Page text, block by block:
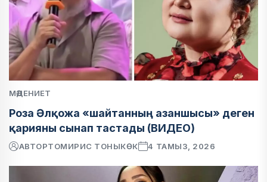
МӘДЕНИЕТ
Роза Әлқожа «шайтанның азаншысы» деген
қарияны сынап тастады (ВИДЕО)
АВТОРТОМИРИС ТОНЫКӨК 4 ТАМЫЗ, 2026